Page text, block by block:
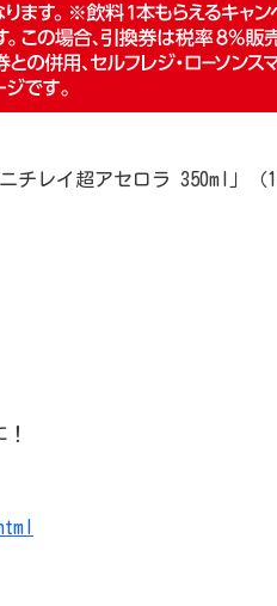
チレイ超アセロラ 350ml」（